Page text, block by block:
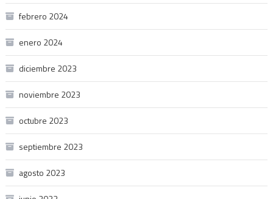
febrero 2024
enero 2024
diciembre 2023
noviembre 2023
octubre 2023
septiembre 2023
agosto 2023